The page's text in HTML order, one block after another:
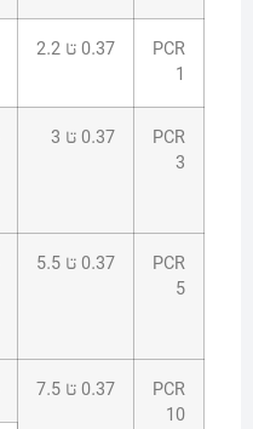
PCR
1
0.37 تا 2.2
PCR
3
0.37 تا 3
PCR
5
0.37 تا 5.5
PCR
10
0.37 تا 7.5